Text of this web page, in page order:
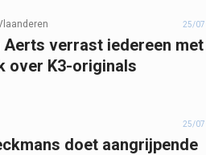
25/07
Aerts verrast iedereen met
over K3-originals
25/07
doet aangrijpende